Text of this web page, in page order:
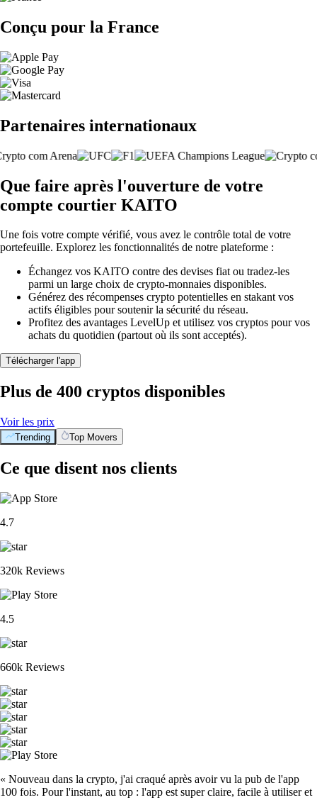
Conçu pour la France
Partenaires internationaux
Que faire après l'ouverture de votre
compte courtier KAITO
Une fois votre compte vérifié, vous avez le contrôle total de votre
portefeuille. Explorez les fonctionnalités de notre plateforme :
Échangez vos KAITO contre des devises fiat ou tradez-les
parmi un large choix de crypto-monnaies disponibles.
Générez des récompenses crypto potentielles en stakant vos
actifs éligibles pour soutenir la sécurité du réseau.
Profitez des avantages LevelUp et utilisez vos cryptos pour vos
achats du quotidien (partout où ils sont acceptés).
Télécharger l'app
Plus de 400 cryptos disponibles
Voir les prix
Trending Top Movers
Ce que disent nos clients
4.7
320k Reviews
4.5
660k Reviews
« Nouveau dans la crypto, j'ai craqué après avoir vu la pub de l'app
100 fois. Pour l'instant, au top : l'app est super claire, facile à utiliser et